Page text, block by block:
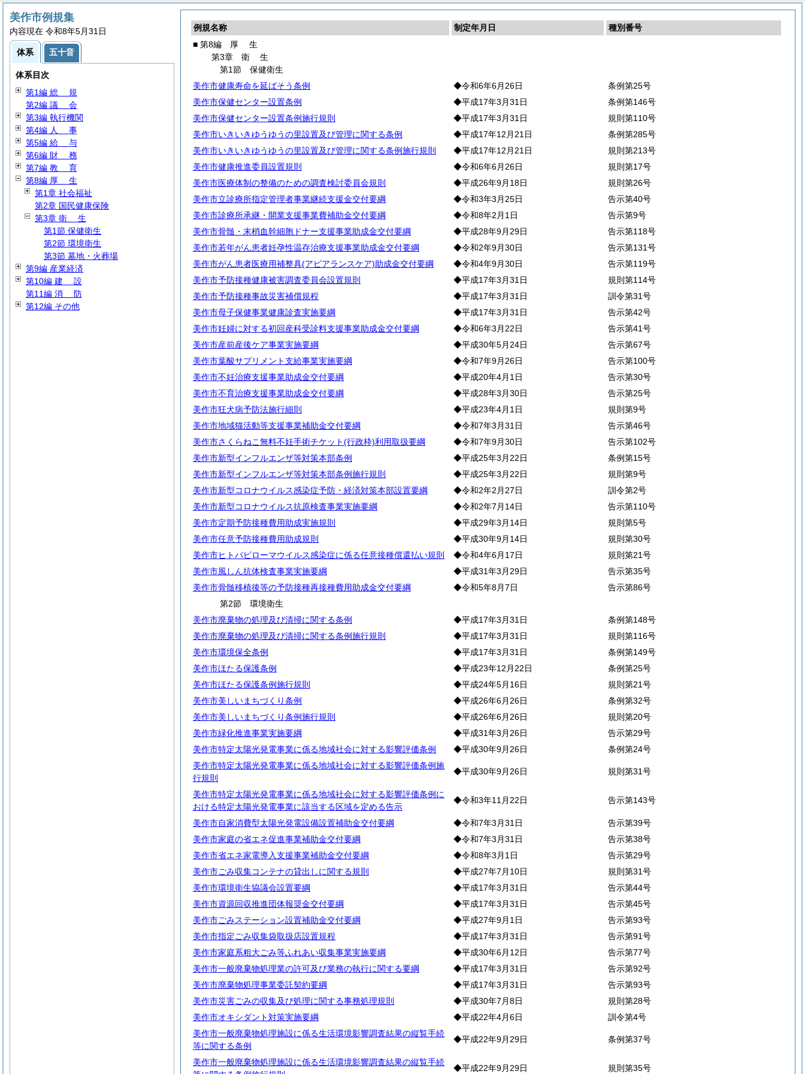
例規名称 制定年月日
種別番号
■ 第8編 厚 生
第3章 衛生
第1節 保健衛生
美作市健康寿命を延ばそう条例
◆令和6年6月26日
条例第25号
美作市保健センター設置条例
◆平成17年3月31日
条例第146号
美作市保健センター設置条例施行規則
◆平成17年3月31日
規則第110号
美作市いきいきゆうゆうの里設置及び管理に関する条例
◆平成17年12月21日
条例第285号
美作市いきいきゆうゆうの里設置及び管理に関する条例施行規則
◆平成17年12月21日
規則第213号
美作市健康推進委員設置規則
◆令和6年6月26日
規則第17号
美作市医療体制の整備のための調査検討委員会規則
◆平成26年9月18日
規則第26号
美作市立診療所指定管理者事業継続支援金交付要綱
◆令和3年3月25日
告示第40号
美作市診療所承継・開業支援事業費補助金交付要綱
◆令和8年2月1日
告示第9号
美作市骨髄・末梢血幹細胞ドナー支援事業助成金交付要綱
◆平成28年9月29日
告示第118号
美作市若年がん患者妊孕性温存治療支援事業助成金交付要綱
◆令和2年9月30日
告示第131号
美作市がん患者医療用補整具(アピアランスケア)助成金交付要綱
◆令和4年9月30日
告示第119号
美作市予防接種健康被害調査委員会設置規則
◆平成17年3月31日
規則第114号
美作市予防接種事故災害補償規程
◆平成17年3月31日
訓令第31号
美作市母子保健事業健康診査実施要綱
◆平成17年3月31日
告示第42号
美作市妊婦に対する初回産科受診料支援事業助成金交付要綱
◆令和6年3月22日
告示第41号
美作市産前産後ケア事業実施要綱
◆平成30年5月24日
告示第67号
美作市葉酸サプリメント支給事業実施要綱
◆令和7年9月26日
告示第100号
美作市不妊治療支援事業助成金交付要綱
◆平成20年4月1日
告示第30号
美作市不育治療支援事業助成金交付要綱
◆平成28年3月30日
告示第25号
美作市狂犬病予防法施行細則
◆平成23年4月1日
規則第9号
美作市地域猫活動等支援事業補助金交付要綱
◆令和7年3月31日
告示第46号
美作市さくらねこ無料不妊手術チケット(行政枠)利用取扱要綱
◆令和7年9月30日
告示第102号
美作市新型インフルエンザ等対策本部条例
◆平成25年3月22日
条例第15号
美作市新型インフルエンザ等対策本部条例施行規則
◆平成25年3月22日
規則第9号
美作市新型コロナウイルス感染症予防・経済対策本部設置要綱
◆令和2年2月27日
訓令第2号
美作市新型コロナウイルス抗原検査事業実施要綱
◆令和2年7月14日
告示第110号
美作市定期予防接種費用助成実施規則
◆平成29年3月14日
規則第5号
美作市任意予防接種費用助成規則
◆平成30年9月14日
規則第30号
美作市ヒトパピローマウイルス感染症に係る任意接種償還払い規則
◆令和4年6月17日
規則第21号
美作市風しん抗体検査事業実施要綱
◆平成31年3月29日
告示第35号
美作市骨髄移植後等の予防接種再接種費用助成金交付要綱
◆令和5年8月7日
告示第86号
第2節 環境衛生
美作市廃棄物の処理及び清掃に関する条例
◆平成17年3月31日
条例第148号
美作市廃棄物の処理及び清掃に関する条例施行規則
◆平成17年3月31日
規則第116号
美作市環境保全条例
◆平成17年3月31日
条例第149号
美作市ほたる保護条例
◆平成23年12月22日
条例第25号
美作市ほたる保護条例施行規則
◆平成24年5月16日
規則第21号
美作市美しいまちづくり条例
◆平成26年6月26日
条例第32号
美作市美しいまちづくり条例施行規則
◆平成26年6月26日
規則第20号
美作市緑化推進事業実施要綱
◆平成31年3月26日
告示第29号
美作市特定太陽光発電事業に係る地域社会に対する影響評価条例
◆平成30年9月26日
条例第24号
美作市特定太陽光発電事業に係る地域社会に対する影響評価条例施
行規則
◆平成30年9月26日 規則第31号
美作市特定太陽光発電事業に係る地域社会に対する影響評価条例に
おける特定太陽光発電事業に該当する区域を定める告示
◆令和3年11月22日 告示第143号
美作市自家消費型太陽光発電設備設置補助金交付要綱 ◆令和7年3月31日
告示第39号
美作市家庭の省エネ促進事業補助金交付要綱
◆令和7年3月31日
告示第38号
美作市省エネ家電導入支援事業補助金交付要綱
◆令和8年3月1日
告示第29号
美作市ごみ収集コンテナの貸出しに関する規則
◆平成27年7月10日
規則第31号
美作市環境衛生協議会設置要綱
◆平成17年3月31日
告示第44号
美作市資源回収推進団体報奨金交付要綱
◆平成17年3月31日
告示第45号
美作市ごみステーション設置補助金交付要綱
◆平成27年9月1日
告示第93号
美作市指定ごみ収集袋取扱店設置規程
◆平成17年3月31日
告示第91号
美作市家庭系粗大ごみ等ふれあい収集事業実施要綱
◆平成30年6月12日
告示第77号
美作市一般廃棄物処理業の許可及び業務の執行に関する要綱
◆平成17年3月31日
告示第92号
美作市廃棄物処理事業委託契約要綱
◆平成17年3月31日
告示第93号
美作市災害ごみの収集及び処理に関する事務処理規則
◆平成30年7月8日
規則第28号
美作市オキシダント対策実施要綱
◆平成22年4月6日
訓令第4号
美作市一般廃棄物処理施設に係る生活環境影響調査結果の縦覧手続
等に関する条例
◆平成22年9月29日 条例第37号
美作市一般廃棄物処理施設に係る生活環境影響調査結果の縦覧手続
◆平成22年9月29日 規則第35号
美作市例規集
内容現在 令和8年5月31日
体系 五十音
体系目次
第1編 総 規
第2編 議 会
第3編 執行機関
第4編 人 事
第5編 給 与
第6編 財 務
第7編 教 育
第8編 厚 生
第1章 社会福祉
第2章 国民健康保険
第3章 衛 生
第1節 保健衛生
第2節 環境衛生
第3節 墓地・火葬場
第9編 産業経済
第10編 建 設
第11編 消 防
第12編 その他